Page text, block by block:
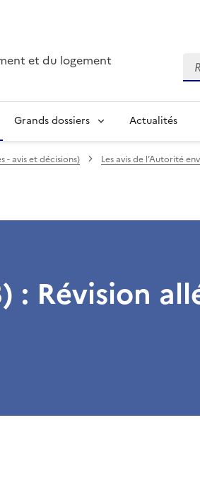
et du logement
Grands dossiers Actualités
- avis et décisions)
Les avis de l’Autorité
: Révision